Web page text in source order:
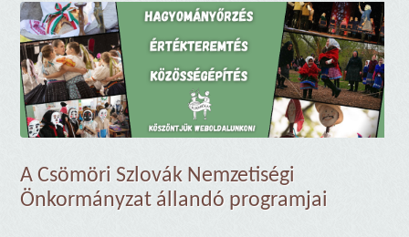
A Csömöri Szlovák Nemzetiségi
Önkormányzat állandó programjai